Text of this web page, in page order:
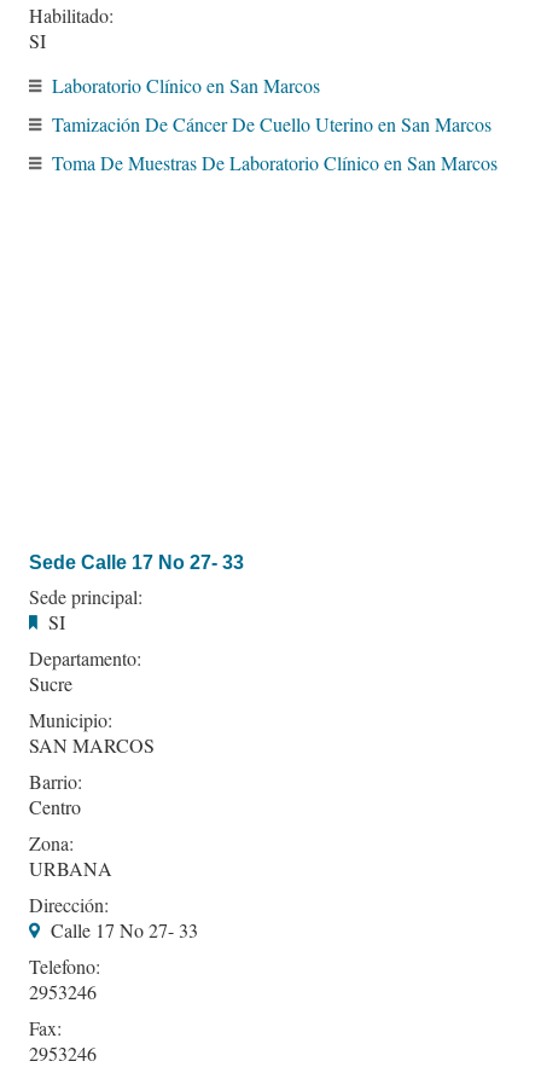
Habilitado:
SI
Laboratorio Clínico en San Marcos
Tamización De Cáncer De Cuello Uterino en San Marcos
Toma De Muestras De Laboratorio Clínico en San Marcos
Sede Calle 17 No 27- 33
Sede principal:
SI
Departamento:
Sucre
Municipio:
SAN MARCOS
Barrio:
Centro
Zona:
URBANA
Dirección:
Calle 17 No 27- 33
Telefono:
2953246
Fax:
2953246